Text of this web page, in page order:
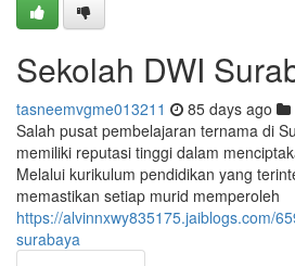
Sekolah DWI
tasneemvgme013211 85 days ago
Salah pusat pembelajaran ternama di
memiliki reputasi tinggi dalam
Melalui kurikulum pendidikan yang
memastikan setiap murid memperoleh
https://alvinnxwy835175.jaiblogs.com/
surabaya